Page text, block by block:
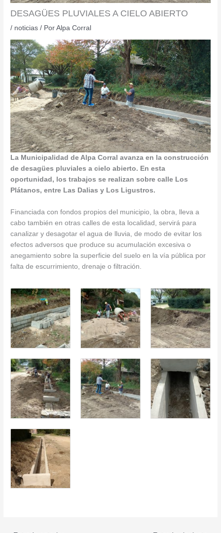
DESAGÜES PLUVIALES A CIELO ABIERTO
/ noticias / PorAlpa Corral
La Municipalidad de Alpa Corral avanza en la construcción
de desagües pluviales a cielo abierto. En esta
oportunidad, los trabajos se realizan sobre calle Los
Plátanos, entre Las Dalias y Los Ligustros.
Financiada con fondos propios del municipio, la obra, lleva a
cabo también en otras calles de esta localidad, servirá para
canalizar y desagotar el agua de lluvia, de modo de evitar los
efectos adversos que produce su acumulación excesiva o
anegamiento sobre la superficie del suelo en la vía pública por
falta de escurrimiento, drenaje o filtración.